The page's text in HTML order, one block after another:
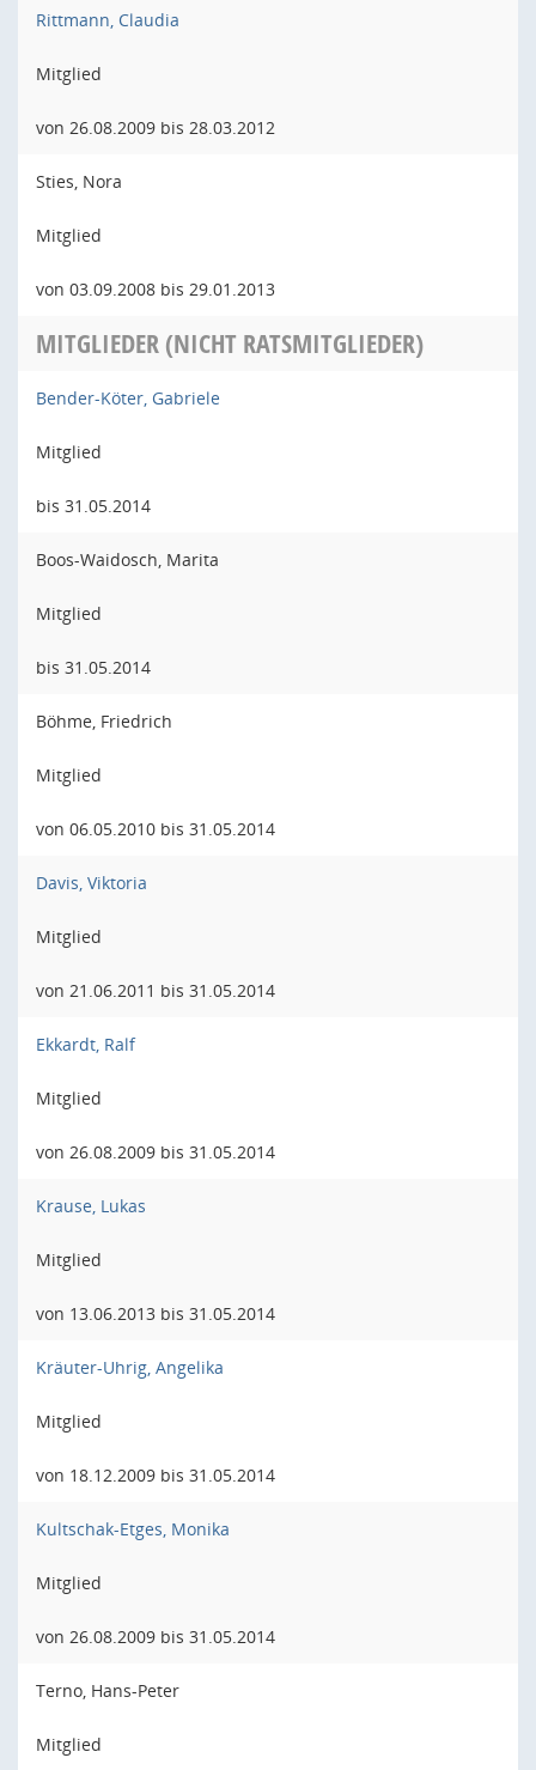
Rittmann, Claudia
Mitglied
von 26.08.2009 bis 28.03.2012
Sties, Nora
Mitglied
von 03.09.2008 bis 29.01.2013
MITGLIEDER (NICHT RATSMITGLIEDER)
Bender-Köter, Gabriele
Mitglied
bis 31.05.2014
Boos-Waidosch, Marita
Mitglied
bis 31.05.2014
Böhme, Friedrich
Mitglied
von 06.05.2010 bis 31.05.2014
Davis, Viktoria
Mitglied
von 21.06.2011 bis 31.05.2014
Ekkardt, Ralf
Mitglied
von 26.08.2009 bis 31.05.2014
Krause, Lukas
Mitglied
von 13.06.2013 bis 31.05.2014
Kräuter-Uhrig, Angelika
Mitglied
von 18.12.2009 bis 31.05.2014
Kultschak-Etges, Monika
Mitglied
von 26.08.2009 bis 31.05.2014
Terno, Hans-Peter
Mitglied